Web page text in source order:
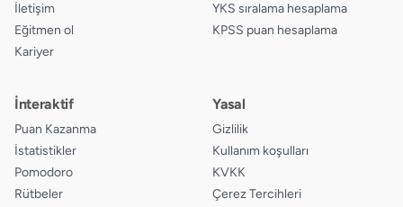
İletişim
Eğitmen ol
Kariyer
YKS sıralama hesaplama
KPSS puan hesaplama
İnteraktif
Puan Kazanma
İstatistikler
Pomodoro
Rütbeler
Yasal
Gizlilik
Kullanım koşulları
KVKK
Çerez Tercihleri